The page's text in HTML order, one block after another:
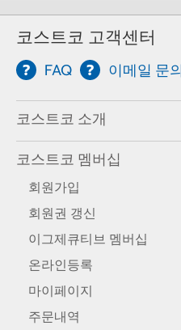
코스트코 고객센터
FAQ 이메일 문
코스트코 소개
코스트코 멤버십
회원가입
회원권 갱신
이그제큐티브 멤버십
온라인등록
마이페이지
주문내역